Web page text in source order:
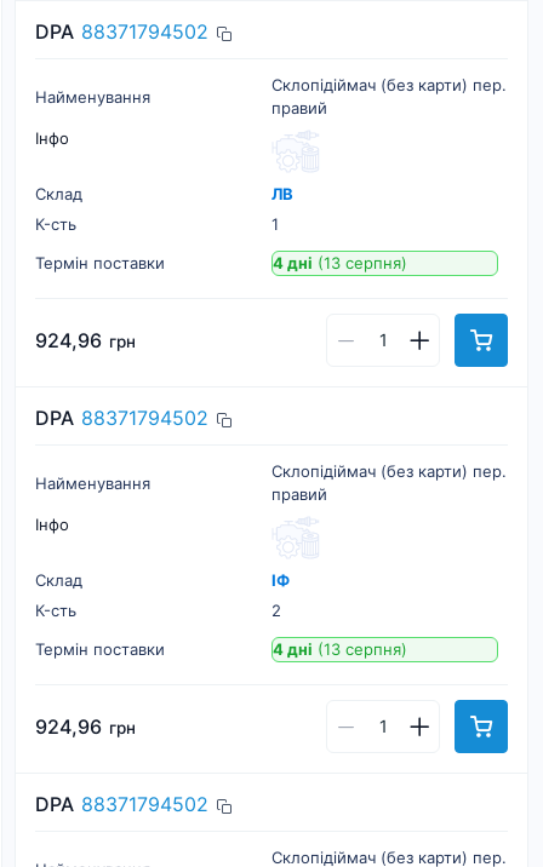
DPA 88371794502
Найменування
Склопідіймач (без карти) пер.
правий
Інфо
Склад
ЛВ
К-cть
1
Термін поставки
4 дні (13 серпня)
924,96 грн
DPA 88371794502
Найменування
Склопідіймач (без карти) пер.
правий
Інфо
Склад
ІФ
К-cть
2
Термін поставки
4 дні (13 серпня)
924,96 грн
DPA 88371794502
Склопідіймач (без карти) пер.